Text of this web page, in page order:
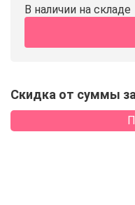
В наличии на складе
Скидка от суммы